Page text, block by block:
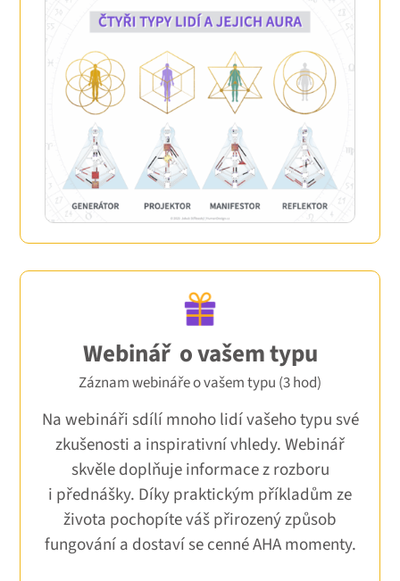
Webinář o vašem typu
Záznam webináře o vašem typu (3 hod)
Na webináři sdílí mnoho lidí vašeho typu své
zkušenosti a inspirativní vhledy. Webinář
skvěle doplňuje informace z rozboru
i přednášky. Díky praktickým příkladům ze
života pochopíte váš přirozený způsob
fungování a dostaví se cenné AHA momenty.